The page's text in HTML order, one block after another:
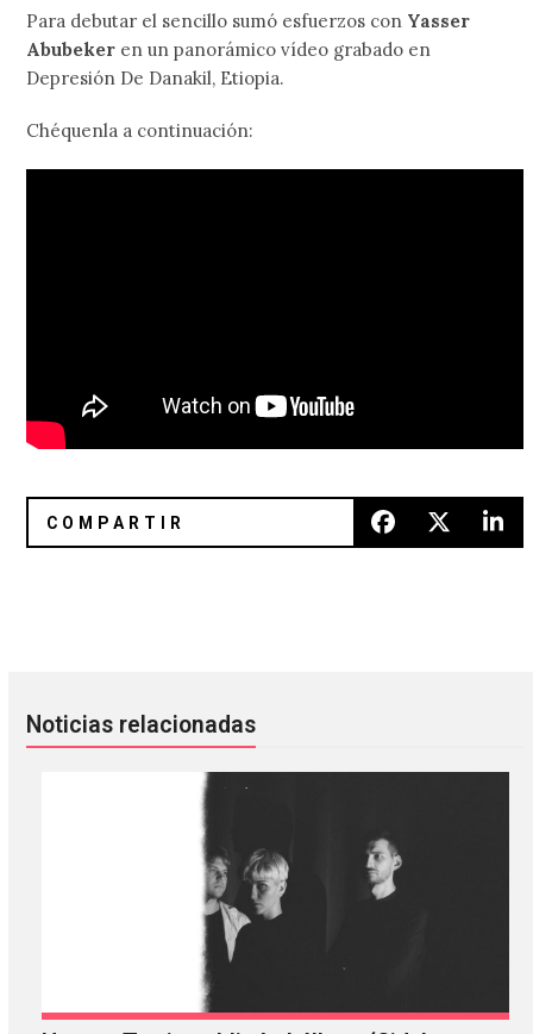
Para debutar el sencillo sumó esfuerzos con Yasser
Abubeker en un panorámico vídeo grabado en
Depresión De Danakil, Etiopia.
Chéquenla a continuación:
Noticias relacionadas